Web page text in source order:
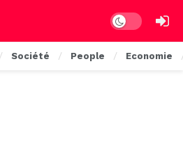
Dark mode
Société People Economie